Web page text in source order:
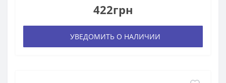
422грн
УВЕДОМИТЬ О НАЛИЧИИ